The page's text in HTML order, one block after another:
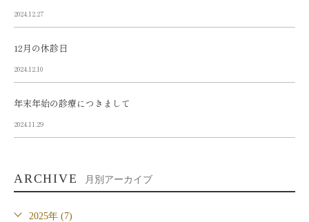
2024.12.27
12月の休診日
2024.12.10
年末年始の診療につきまして
2024.11.29
ARCHIVE 月別アーカイブ
2025年 (7)